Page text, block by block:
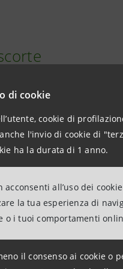
di cookie
cookie di
l'invio di cookie di
ha la durata di 1 anno.
all’uso dei
la tua esperienza di
i tuoi comportamenti
il consenso ai cookie o
uno dei principali
disponibile, un
richiederà
legate alla domanda